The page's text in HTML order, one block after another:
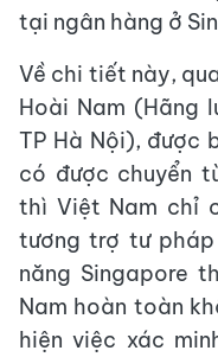
tại ngân hàng ở
Về chi tiết này,
Hoài Nam (Hãng
TP Hà Nội), được
có được chuyển
thì Việt Nam chỉ
tương trợ tư
năng Singapore
Nam hoàn toàn
hiện việc xác